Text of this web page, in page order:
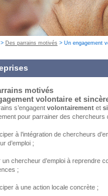
> Des parrains motivés > Un engagement
motivés
volontaire et
s’engagent volontairement et
pour parrainer des chercheurs
à l’intégration de chercheurs
d’emploi ;
un chercheur d’emploi à reprendre
;
à une action locale concrète ;